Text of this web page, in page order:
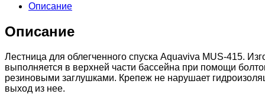
Описание
Описание
Лестница для облегченного спуска Aquaviva MUS-415.
выполняется в верхней части бассейна при помощи
резиновыми заглушками. Крепеж не нарушает
выход из нее.